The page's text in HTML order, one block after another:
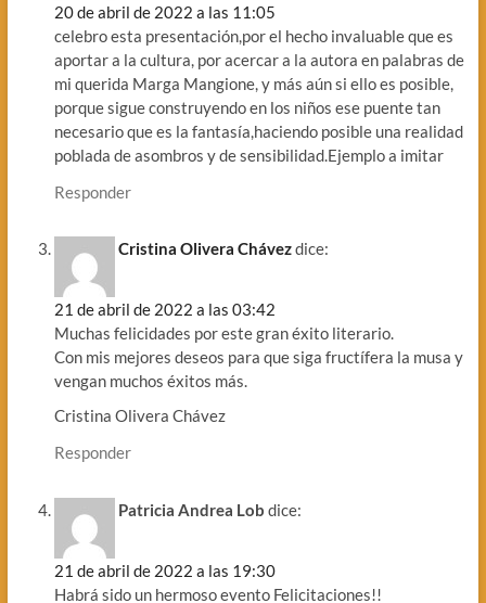
20 de abril de 2022 a las 11:05
celebro esta presentación,por el hecho invaluable que es
aportar a la cultura, por acercar a la autora en palabras de
mi querida Marga Mangione, y más aún si ello es posible,
porque sigue construyendo en los niños ese puente tan
necesario que es la fantasía,haciendo posible una realidad
poblada de asombros y de sensibilidad.Ejemplo a imitar
Responder
Cristina Olivera Chávezdice:
21 de abril de 2022 a las 03:42
Muchas felicidades por este gran éxito literario.
Con mis mejores deseos para que siga fructífera la musa y
vengan muchos éxitos más.
Cristina Olivera Chávez
Responder
Patricia Andrea Lob dice:
21 de abril de 2022 a las 19:30
Habrá sido un hermoso evento Felicitaciones!!